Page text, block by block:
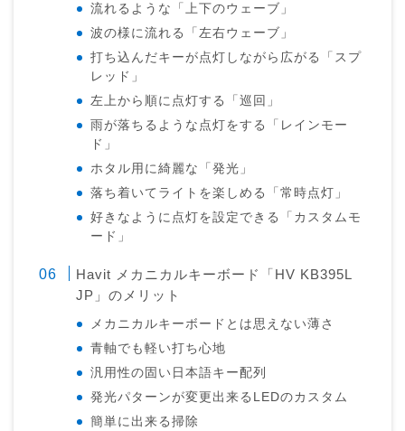
流れるような「上下のウェーブ」
波の様に流れる「左右ウェーブ」
打ち込んだキーが点灯しながら広がる「スプ
レッド」
左上から順に点灯する「巡回」
雨が落ちるような点灯をする「レインモー
ド」
ホタル用に綺麗な「発光」
落ち着いてライトを楽しめる「常時点灯」
好きなように点灯を設定できる「カスタムモ
ード」
Havit メカニカルキーボード「HV KB395L
JP」のメリット
メカニカルキーボードとは思えない薄さ
青軸でも軽い打ち心地
汎用性の固い日本語キー配列
発光パターンが変更出来るLEDのカスタム
簡単に出来る掃除